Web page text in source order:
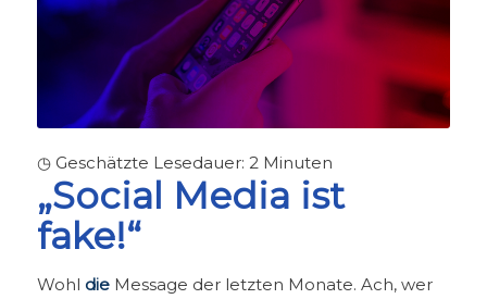
◷ Geschätzte Lesedauer: 2 Minuten
„Social Media ist
fake!“
Wohl dieMessage der letzten Monate. Ach, wer